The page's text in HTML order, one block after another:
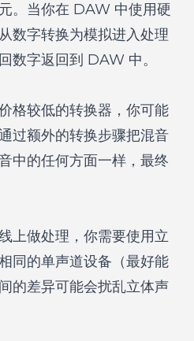
。当你在 DAW 中使用硬
数字转换为模拟进入处理
数字返回到 DAW 中。
格较低的转换器，你可能
过额外的转换步骤把混音
中的任何方面一样，最终
上做处理，你需要使用立
同的单声道设备（最好能
的差异可能会扰乱立体声